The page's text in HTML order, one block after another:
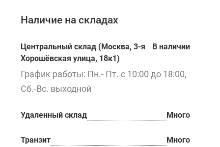
Наличие на складах
Центральный склад (Москва, 3-я
Хорошёвская улица, 18к1)
В наличии
График работы: Пн.- Пт. с 10:00 до 18:00,
Сб.-Вс. выходной
Удаленный склад Много
Транзит Много